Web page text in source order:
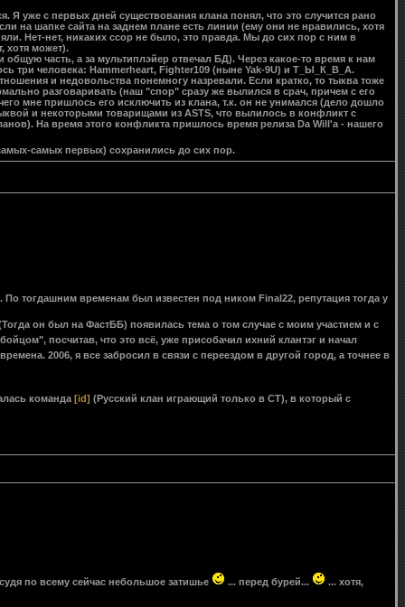
уже с первых дней существования клана понял, что это случится рано
на шапке сайта на заднем плане есть линии (ему они не нравились, хотя
Нет-нет, никаких ссор не было, это правда. Мы до сих пор с ним в
хотя может).
часть, а за мультиплэйер отвечал БД). Через какое-то время к нам
три человека: Hammerheart, Fighter109 (ныне Yak-9U) и Т_Ы_К_В_А.
и недовольства понемногу назревали. Если кратко, то тыква тоже
разговаривать (наш "спор" сразу же вылился в срач, причем с его
мне пришлось его исключить из клана, т.к. он не унимался (дело дошло
и некоторыми товарищами из ASTS, что вылилось в конфликт с
На время этого конфликта пришлось время релиза Da Will'а - нашего
самых первых) сохранились до сих пор.
тогдашним временам был известен под ником Final22, репутация тогда у
он был на ФастББ) появилась тема о том случае с моим участием и с
посчитав, что это всё, уже присобачил ихний клантэг и начал
2006, я все забросил в связи с переездом в другой город, а точнее в
команда [id] (Русский клан играющий только в СТ), в который с
по всему сейчас небольшое затишье ... перед бурей...
... хотя,